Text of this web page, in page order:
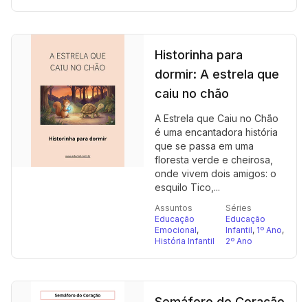
Historinha para
dormir: A estrela que
caiu no chão
A Estrela que Caiu no Chão
é uma encantadora história
que se passa em uma
floresta verde e cheirosa,
onde vivem dois amigos: o
esquilo Tico,...
Assuntos
Educação
Emocional,
História Infantil
Séries
Educação
Infantil, 1º Ano,
2º Ano